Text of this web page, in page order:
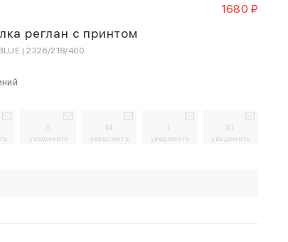
1680 ₽
реглан с принтом
| 2326/218/400
S
уведомить
M
уведомить
L
уведомить
XL
уведомить